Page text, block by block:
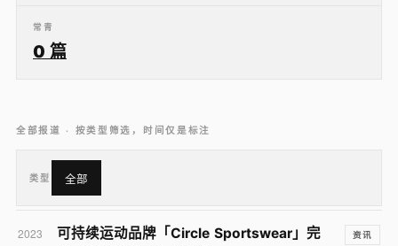
常青
0 篇
全部报道 · 按类型筛选，时间仅是标注
类型 全部
2023
可持续运动品牌「Circle Sportswear」完
资讯